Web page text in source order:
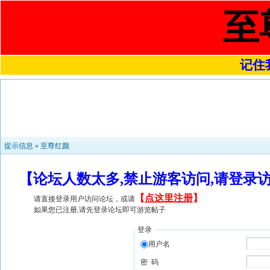
至
记住
提示信息 » 至尊红颜
【论坛人数太多,禁止游客访问,请登
请直接登录用户访问论坛，或请 【 点这里注册】
如果您已注册,请先登录论坛即可游览帖子
登录
用户名
密 码